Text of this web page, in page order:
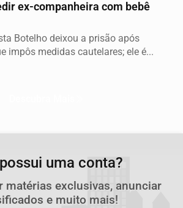
ex-companheira com bebê
Botelho deixou a prisão após
impôs medidas cautelares; ele é...
uma conta?
matérias exclusivas, anunciar
e muito mais!